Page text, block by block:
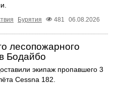
Бурятия 481 06.08.2026
лесопожарного
Бодайбо
экипаж пропавшего 3
Cessna 182.